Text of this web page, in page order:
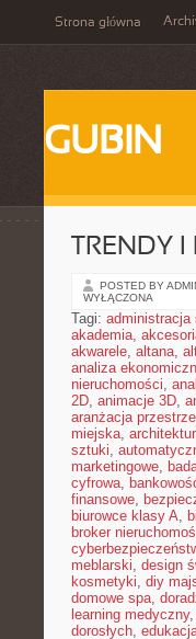
Strona główna
GUBIN
TRENDY
POSTED BY
WYŁĄCZONA
Tagi: administracja
akademia,
akwarele, altana,
analiza
nieruchomości,
2D, animacje 3D,
aranżacja
miejska,
sztuki,
marketingowe,
cyfrowa,
finansowe,
biurowce klasy A,
broker
meblarski, design
kosmetyki, diy
domowe spa,
learning medyczny,
dorosłych,